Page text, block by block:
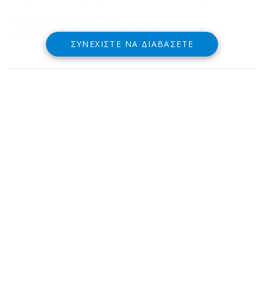
ΑΛΛΗΛΕΓΓΥΗ ΣΤΟΝ ΣΥΝΑΝΘΡΩΠΟ
ΣΥΝΕΧΊΣΤΕ ΝΑ ΔΙΑΒΆΣΕΤΕ